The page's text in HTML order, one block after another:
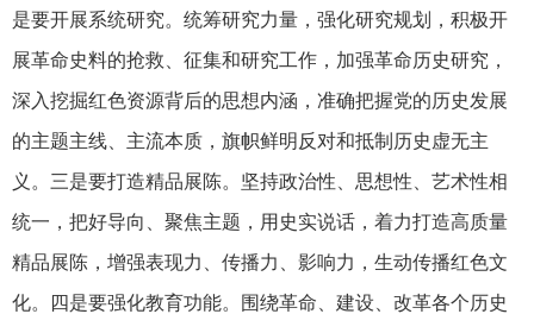
是要开展系统研究。统筹研究力量，强化研究规划，积极开
展革命史料的抢救、征集和研究工作，加强革命历史研究，
深入挖掘红色资源背后的思想内涵，准确把握党的历史发展
的主题主线、主流本质，旗帜鲜明反对和抵制历史虚无主
义。三是要打造精品展陈。坚持政治性、思想性、艺术性相
统一，把好导向、聚焦主题，用史实说话，着力打造高质量
精品展陈，增强表现力、传播力、影响力，生动传播红色文
化。四是要强化教育功能。围绕革命、建设、改革各个历史